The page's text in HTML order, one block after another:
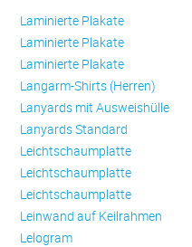
Laminierte Plakate
Laminierte Plakate
Laminierte Plakate
Langarm-Shirts (Herren)
Lanyards mit Ausweishülle
Lanyards Standard
Leichtschaumplatte
Leichtschaumplatte
Leichtschaumplatte
Leinwand auf Keilrahmen
Lelogram